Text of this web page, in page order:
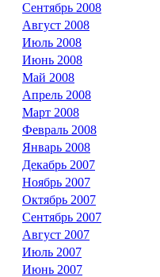
Сентябрь 2008
Август 2008
Июль 2008
Июнь 2008
Май 2008
Апрель 2008
Март 2008
Февраль 2008
Январь 2008
Декабрь 2007
Ноябрь 2007
Октябрь 2007
Сентябрь 2007
Август 2007
Июль 2007
Июнь 2007